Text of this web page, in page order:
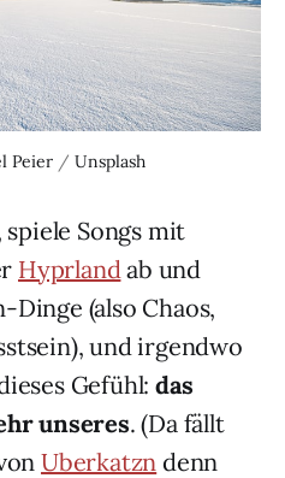
Peier / Unsplash
Songs mit
Hyprland ab und
(also Chaos,
und irgendwo
Gefühl: das
unseres. (Da fällt
Uberkatzn denn